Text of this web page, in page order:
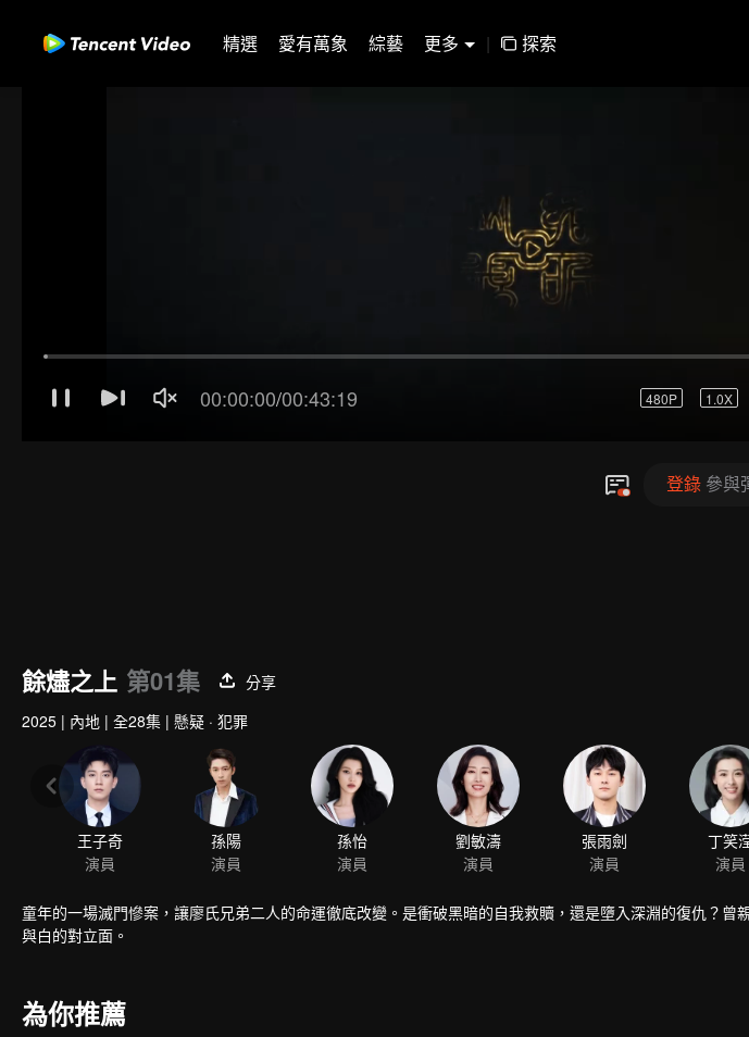
精選 愛有萬象 綜藝 更多 | 探索
480P 1.0X
登錄 參與
餘燼之上 第01集
分享
2025 | 內地 | 全28集 | 懸疑 · 犯罪
王子奇
演員
孫陽
演員
孫怡
演員
劉敏濤
演員
張雨劍
演員
丁笑
演員
童年的一場滅門慘案，讓廖氏兄弟二人的命運徹底改變。是衝破黑暗的自我救贖，還是墮入深淵的復仇？曾
與白的對立面。
為你推薦